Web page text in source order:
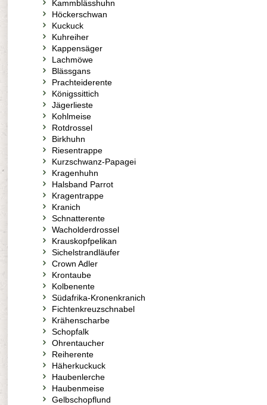
Kammblässhuhn
Höckerschwan
Kuckuck
Kuhreiher
Kappensäger
Lachmöwe
Blässgans
Prachteiderente
Königssittich
Jägerlieste
Kohlmeise
Rotdrossel
Birkhuhn
Riesentrappe
Kurzschwanz-Papagei
Kragenhuhn
Halsband Parrot
Kragentrappe
Kranich
Schnatterente
Wacholderdrossel
Krauskopfpelikan
Sichelstrandläufer
Crown Adler
Krontaube
Kolbenente
Südafrika-Kronenkranich
Fichtenkreuzschnabel
Krähenscharbe
Schopfalk
Ohrentaucher
Reiherente
Häherkuckuck
Haubenlerche
Haubenmeise
Gelbschopflund